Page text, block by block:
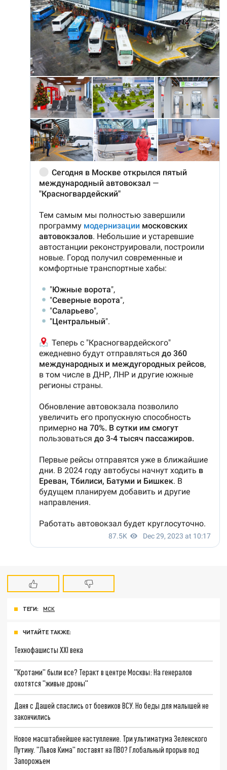
ТЕГИ: МСК
ЧИТАЙТЕ ТАКЖЕ:
Технофашисты XXI века
"Кротами" были все? Теракт в центре Москвы: На генералов
охотятся "живые дроны"
Даня с Дашей спаслись от боевиков ВСУ. Но беды для малышей не
закончились
Новое масштабнейшее наступление. Три ультиматума Зеленского
Путину. "Львов Кима" поставят на ПВО? Глобальный прорыв под
Запорожьем